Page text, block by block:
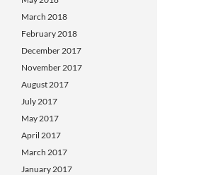
March 2018
February 2018
December 2017
November 2017
August 2017
July 2017
May 2017
April 2017
March 2017
January 2017